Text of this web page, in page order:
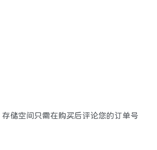
存储空间只需在购买后评论您的订单号